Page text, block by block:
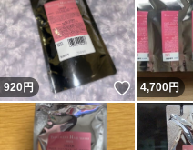
920円 いいね！
4,700円